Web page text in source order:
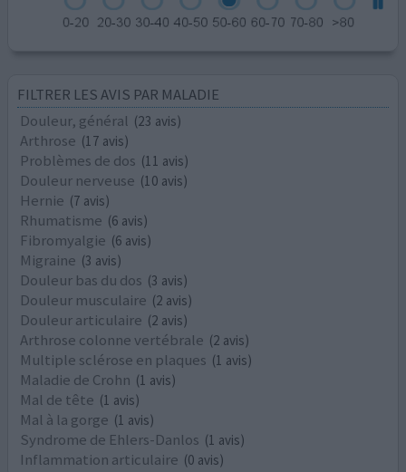
FILTRER LES AVIS PAR MALADIE
Douleur, général (23 avis)
Arthrose (17 avis)
Problèmes de dos (11 avis)
Douleur nerveuse (10 avis)
Hernie (7 avis)
Rhumatisme (6 avis)
Fibromyalgie (6 avis)
Migraine (3 avis)
Douleur bas du dos (3 avis)
Douleur musculaire (2 avis)
Douleur articulaire (2 avis)
Arthrose colonne vertébrale (2 avis)
Multiple sclérose en plaques (1 avis)
Maladie de Crohn (1 avis)
Mal de tête (1 avis)
Mal à la gorge (1 avis)
Syndrome de Ehlers-Danlos (1 avis)
Inflammation articulaire (0 avis)